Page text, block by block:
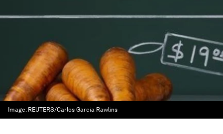
Image: REUTERS/Carlos Garcia Rawlins